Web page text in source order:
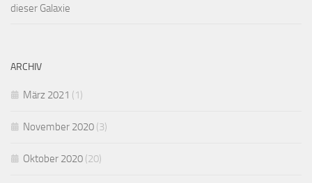
dieser Galaxie
ARCHIV
März 2021 (1)
November 2020 (3)
Oktober 2020 (20)